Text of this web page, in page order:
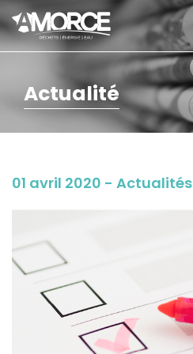
Actualité
01 avril 2020 - Actualités